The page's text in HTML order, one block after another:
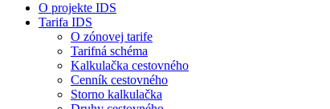
O projekte IDS
Tarifa IDS
O zónovej tarife
Tarifná schéma
Kalkulačka cestovného
Cenník cestovného
Storno kalkulačka